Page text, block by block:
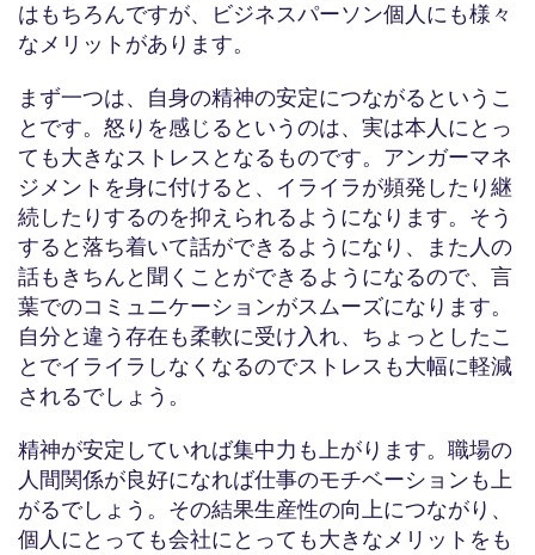
はもちろんですが、ビジネスパーソン個人にも様々
なメリットがあります。
まず一つは、自身の精神の安定につながるというこ
とです。怒りを感じるというのは、実は本人にとっ
ても大きなストレスとなるものです。アンガーマネ
ジメントを身に付けると、イライラが頻発したり継
続したりするのを抑えられるようになります。そう
すると落ち着いて話ができるようになり、また人の
話もきちんと聞くことができるようになるので、言
葉でのコミュニケーションがスムーズになります。
自分と違う存在も柔軟に受け入れ、ちょっとしたこ
とでイライラしなくなるのでストレスも大幅に軽減
されるでしょう。
精神が安定していれば集中力も上がります。職場の
人間関係が良好になれば仕事のモチベーションも上
がるでしょう。その結果生産性の向上につながり、
個人にとっても会社にとっても大きなメリットをも